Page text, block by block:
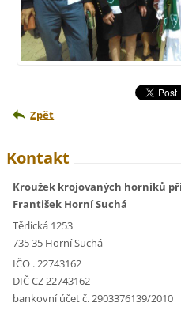
Zpět
Kontakt
Kroužek krojovaných horníků
František Horní Suchá
Těrlická 1253
735 35 Horní Suchá
IČO . 22743162
DIČ CZ 22743162
bankovní účet č. 2903376139/2010